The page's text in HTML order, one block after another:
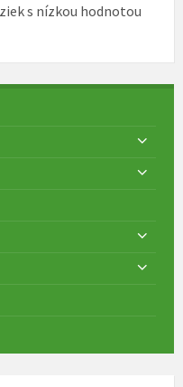
s nízkou hodnotou